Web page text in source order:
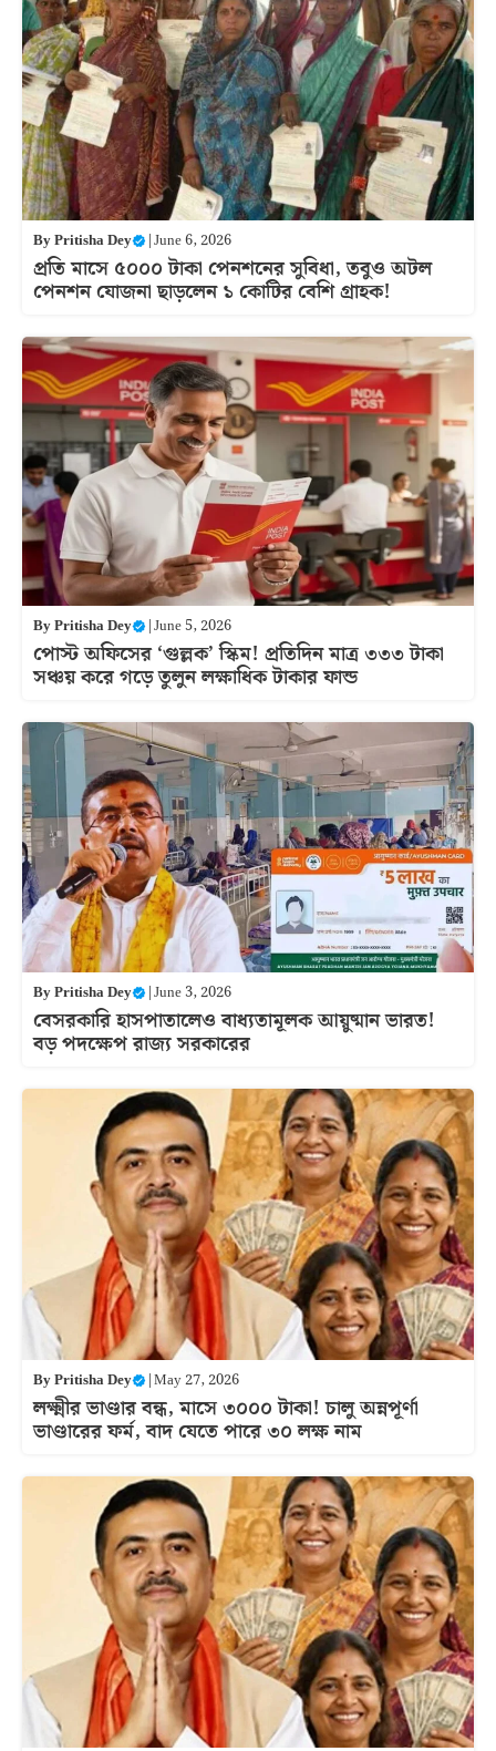
ByPritisha Dey |June 6, 2026
প্রতি মাসে ৫০০০ টাকা পেনশনের সুবিধা, তবুও অটল
পেনশন যোজনা ছাড়লেন ১ কোটির বেশি গ্রাহক!
ByPritisha Dey |June 5, 2026
পোস্ট অফিসের ‘গুল্লক’ স্কিম! প্রতিদিন মাত্র ৩৩৩ টাকা
সঞ্চয় করে গড়ে তুলুন লক্ষাধিক টাকার ফান্ড
ByPritisha Dey |June 3, 2026
বেসরকারি হাসপাতালেও বাধ্যতামূলক আয়ুষ্মান ভারত!
বড় পদক্ষেপ রাজ্য সরকারের
ByPritisha Dey |May 27, 2026
লক্ষ্মীর ভাণ্ডার বন্ধ, মাসে ৩০০০ টাকা! চালু অন্নপূর্ণা
ভাণ্ডারের ফর্ম, বাদ যেতে পারে ৩০ লক্ষ নাম